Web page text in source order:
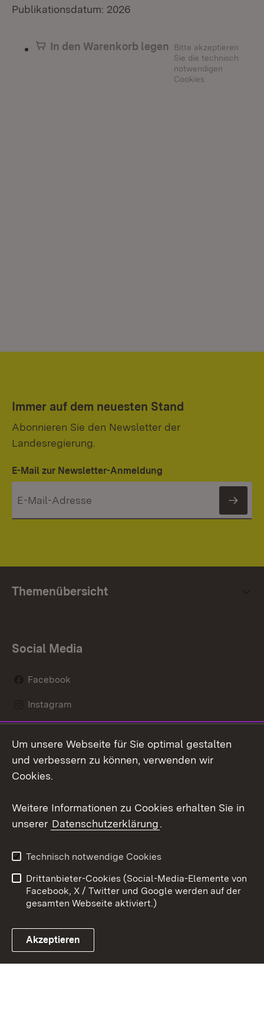
Publikationsdatum: 2026
In den Warenkorb legen
Bitte akzeptieren
Sie die technisch
notwendigen
Cookies
Immer auf dem neuesten Stand
Abonnieren Sie den Newsletter der
Landesregierung.
E-Mail zur Newsletter-Anmeldung
Themenübersicht
Social Media
Facebook
Instagram
Mastodon
Youtube
Link zum Landesportal
Kontakt
Datenschutz
Barrierefreiheit
Impressum Cookies
Um unsere Webseite für Sie optimal gestalten
und verbessern zu können, verwenden wir
Cookies.
Weitere Informationen zu Cookies erhalten Sie in
unserer Datenschutzerklärung.
Technisch notwendige Cookies
Drittanbieter-Cookies (Social-Media-Elemente von
Facebook, X / Twitter und Google werden auf der
gesamten Webseite aktiviert.)
Akzeptieren